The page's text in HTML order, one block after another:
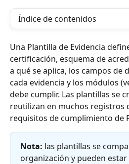
Índice de contenidos
Una Plantilla de Evidencia
certificación, esquema de
a qué se aplica, los campos de
cada evidencia y los módulos
debe cumplir. Las plantillas se
reutilizan en muchos registros
requisitos de cumplimiento de
Nota: las plantillas se
organización y pueden